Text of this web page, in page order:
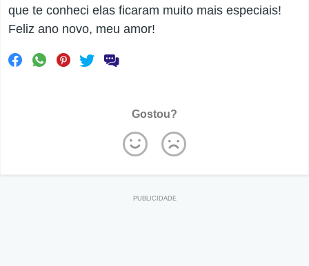
que te conheci elas ficaram muito mais especiais!
Feliz ano novo, meu amor!
Gostou?